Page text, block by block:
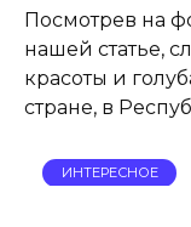
Посмотрев на
нашей статье,
красоты и
стране, в
ИНТЕРЕСНОЕ